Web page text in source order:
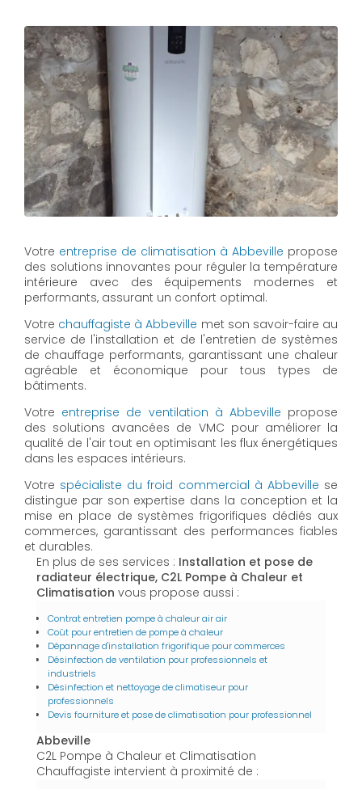
Votre entreprise de climatisation à Abbeville propose
des solutions innovantes pour réguler la température
intérieure avec des équipements modernes et
performants, assurant un confort optimal.
Votre chauffagiste à Abbeville met son savoir-faire au
service de l'installation et de l'entretien de systèmes
de chauffage performants, garantissant une chaleur
agréable et économique pour tous types de
bâtiments.
Votre entreprise de ventilation à Abbeville propose
des solutions avancées de VMC pour améliorer la
qualité de l'air tout en optimisant les flux énergétiques
dans les espaces intérieurs.
Votre spécialiste du froid commercial à Abbeville se
distingue par son expertise dans la conception et la
mise en place de systèmes frigorifiques dédiés aux
commerces, garantissant des performances fiables
et durables.
En plus de ses services : Installation et pose de
radiateur électrique, C2L Pompe à Chaleur et
Climatisation vous propose aussi :
Contrat entretien pompe à chaleur air air
Coût pour entretien de pompe à chaleur
Dépannage d'installation frigorifique pour commerces
Désinfection de ventilation pour professionnels et
industriels
Désinfection et nettoyage de climatiseur pour
professionnels
Devis fourniture et pose de climatisation pour professionnel
Abbeville
C2L Pompe à Chaleur et Climatisation
Chauffagiste intervient à proximité de :